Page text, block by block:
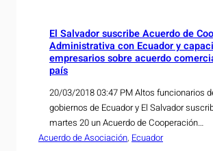
El Salvador suscribe Acuerdo de
Administrativa con Ecuador y
empresarios sobre acuerdo
país
20/03/2018 03:47 PM Altos funcionarios
gobiernos de Ecuador y El Salvador
martes 20 un Acuerdo de Cooperación
Administrativa, a fin de aprovechar los
Acuerdo de Asociación, Ecuador